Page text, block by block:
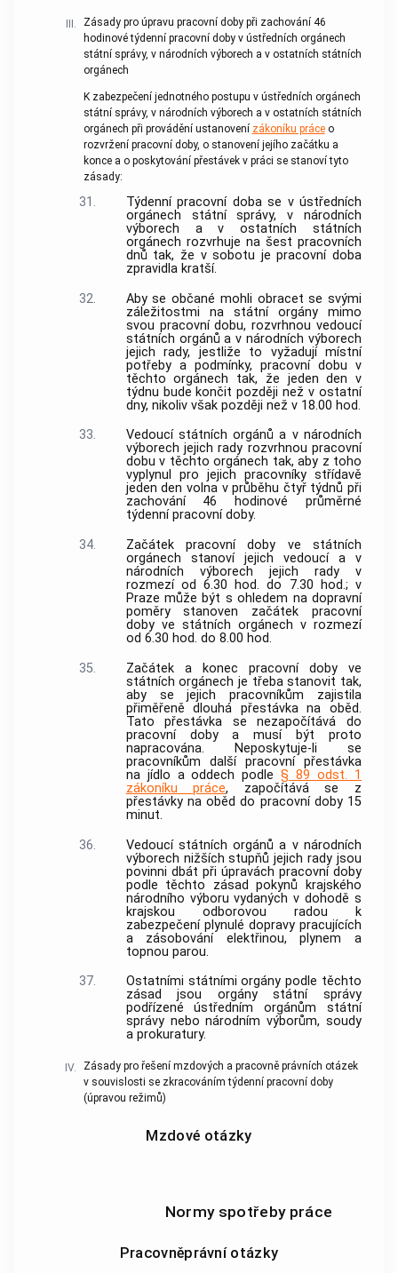
III.
Zásady pro úpravu pracovní doby při zachování 46
hodinové týdenní pracovní doby v ústředních orgánech
státní správy, v národních výborech a v ostatních státních
orgánech
K zabezpečení jednotného postupu v ústředních orgánech
státní správy, v národních výborech a v ostatních státních
orgánech při provádění ustanovení zákoníku práceo
rozvržení pracovní doby, o stanovení jejího začátku a
konce a o poskytování přestávek v práci se stanoví tyto
zásady:
31.
Týdenní pracovní doba se v ústředních
orgánech státní správy, v národních
výborech a v ostatních státních
orgánech rozvrhuje na šest pracovních
dnů tak, že v sobotu je pracovní doba
zpravidla kratší.
32.
Aby se občané mohli obracet se svými
záležitostmi na státní orgány mimo
svou pracovní dobu, rozvrhnou vedoucí
státních orgánů a v národních výborech
jejich rady, jestliže to vyžadují místní
potřeby a podmínky, pracovní dobu v
těchto orgánech tak, že jeden den v
týdnu bude končit později než v ostatní
dny, nikoliv však později než v 18.00 hod.
33.
Vedoucí státních orgánů a v národních
výborech jejich rady rozvrhnou pracovní
dobu v těchto orgánech tak, aby z toho
vyplynul pro jejich pracovníky střídavě
jeden den volna v průběhu čtyř týdnů při
zachování 46 hodinové průměrné
týdenní pracovní doby.
34.
Začátek pracovní doby ve státních
orgánech stanoví jejich vedoucí a v
národních výborech jejich rady v
rozmezí od 6.30 hod. do 7.30 hod.; v
Praze může být s ohledem na dopravní
poměry stanoven začátek pracovní
doby ve státních orgánech v rozmezí
od 6.30 hod. do 8.00 hod.
35.
Začátek a konec pracovní doby ve
státních orgánech je třeba stanovit tak,
aby se jejich pracovníkům zajistila
přiměřeně dlouhá přestávka na oběd.
Tato přestávka se nezapočítává do
pracovní doby a musí být proto
napracována. Neposkytuje-li se
pracovníkům další pracovní přestávka
na jídlo a oddech podle§ 89 odst. 1
zákoníku práce, započítává se z
přestávky na oběd do pracovní doby 15
minut.
36.
Vedoucí státních orgánů a v národních
výborech nižších stupňů jejich rady jsou
povinni dbát při úpravách pracovní doby
podle těchto zásad pokynů krajského
národního výboru vydaných v dohodě s
krajskou odborovou radou k
zabezpečení plynulé dopravy pracujících
a zásobování elektřinou, plynem a
topnou parou.
37.
Ostatními státními orgány podle těchto
zásad jsou orgány státní správy
podřízené ústředním orgánům státní
správy nebo národním výborům, soudy
a prokuratury.
IV.
Zásady pro řešení mzdových a pracovně právních otázek
v souvislosti se zkracováním týdenní pracovní doby
(úpravou režimů)
Mzdové otázky
Normy spotřeby práce
Pracovněprávní otázky